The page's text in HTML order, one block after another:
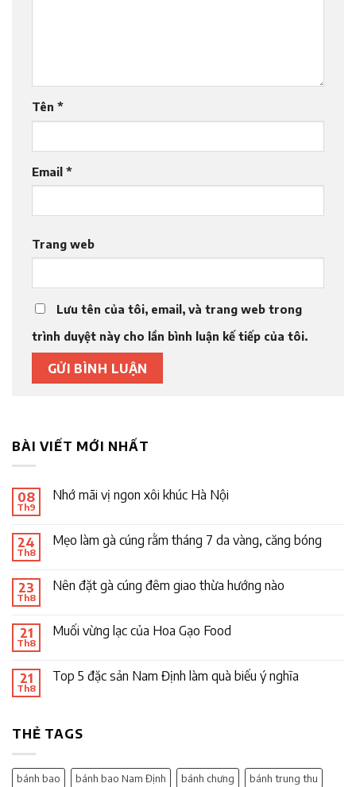
Tên *
Email *
Trang web
Lưu tên của tôi, email, và trang web trong
trình duyệt này cho lần bình luận kế tiếp của tôi.
BÀI VIẾT MỚI NHẤT
08
Th9
Nhớ mãi vị ngon xôi khúc Hà Nội
24
Th8
Mẹo làm gà cúng rằm tháng 7 da vàng, căng bóng
23
Th8
Nên đặt gà cúng đêm giao thừa hướng nào
21
Th8
Muối vừng lạc của Hoa Gạo Food
21
Th8
Top 5 đặc sản Nam Định làm quà biếu ý nghĩa
THẺ TAGS
bánh bao bánh bao Nam Định bánh chưng
bánh trung thu